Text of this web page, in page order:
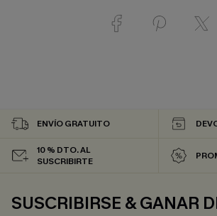
ENVÍO GRATUITO
10 % DTO. AL
SUSCRIBIRTE
SUSCRIBIRSE & GANAR